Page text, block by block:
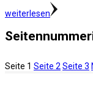
weiterlesen
Seite 1 Seite 2 Seite 3